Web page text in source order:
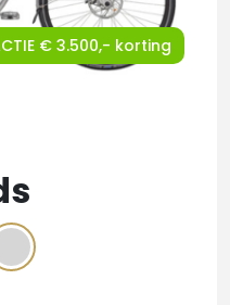
€ 3.500,- korting